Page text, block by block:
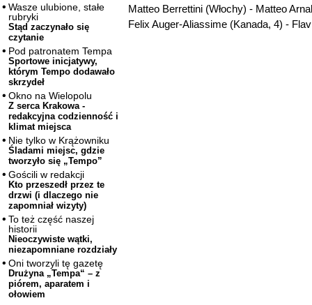
Wasze ulubione, stałe
rubryki
Stąd zaczynało się
czytanie
Pod patronatem Tempa
Sportowe inicjatywy,
którym Tempo dodawało
skrzydeł
Okno na Wielopolu
Z serca Krakowa -
redakcyjna codzienność i
klimat miejsca
Nie tylko w Krążowniku
Śladami miejsc, gdzie
tworzyło się „Tempo”
Gościli w redakcji
Kto przeszedł przez te
drzwi (i dlaczego nie
zapomniał wizyty)
To też część naszej
historii
Nieoczywiste wątki,
niezapomniane rozdziały
Oni tworzyli tę gazetę
Drużyna „Tempa“ – z
piórem, aparatem i
ołowiem
Matteo Berrettini (Włochy) - Matteo
Felix Auger-Aliassime (Kanada, 4) -